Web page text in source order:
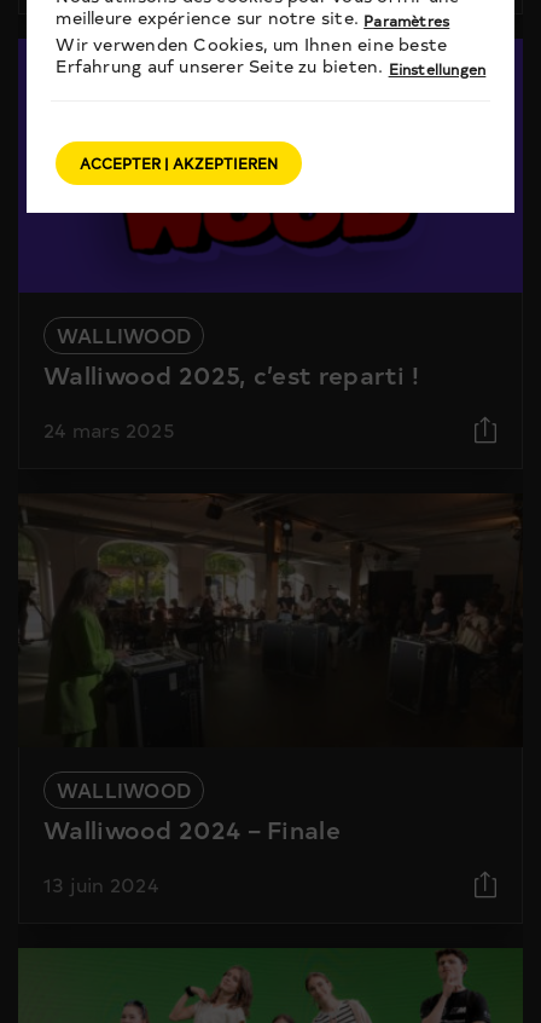
WALLIWOOD
Walliwood 2025, c’est reparti !
24 mars 2025
WALLIWOOD
Walliwood 2024 – Finale
13 juin 2024
meilleure expérience sur notre site. Paramètres
Wir verwenden Cookies, um Ihnen eine beste
Erfahrung auf unserer Seite zu bieten. Einstellungen
ACCEPTER | AKZEPTIEREN